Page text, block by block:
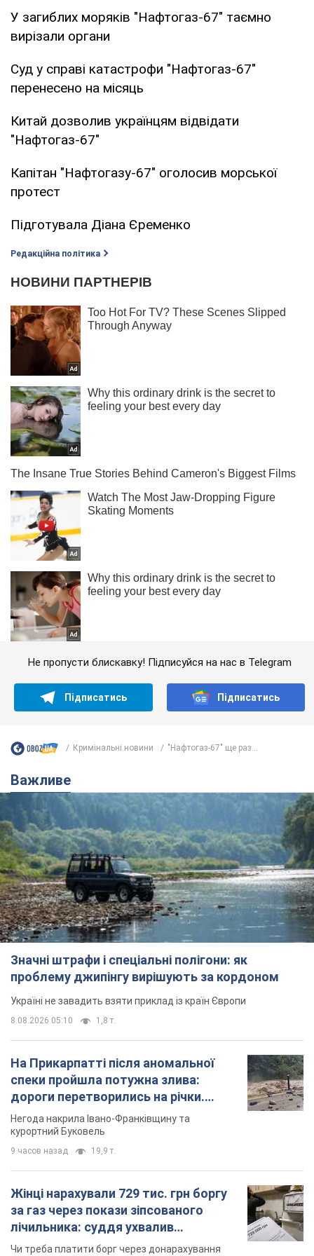
У загиблих моряків "Нафтогаз-67" таємно
вирізали органи
Суд у справі катастрофи "Нафтогаз-67"
перенесено на місяць
Китай дозволив українцям відвідати
"Нафтогаз-67"
Капітан "Нафтогазу-67" оголосив морської
протест
Підготувала Діана Єременко
Редакційна політика
Не пропусти блискавку! Підписуйся на нас в Telegram
Підписатись Підписатись
Кримінальні новини "Нафтогаз-67" ще раз...
Важливе
Значні штрафи і спеціальні полігони: як
проблему джипінгу вирішують за кордоном
Україні не завадить взяти приклад із країн Європи
8.08.2026 05:10 1,8 т.
На Прикарпатті після аномальної
спеки пройшла потужна злива:
дороги перетворились на річки.
Відео
Негода накрила Івано-Франківщину та
курортний Буковель
9 часов назад 19,9 т.
Жінці нарахували 729 тис. грн боргу
за газ через покази зіпсованого
лічильника: суддя ухвалив
неочікуване рішення
Чи треба платити борг через донарахування